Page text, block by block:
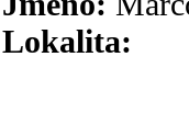
Lokalita: